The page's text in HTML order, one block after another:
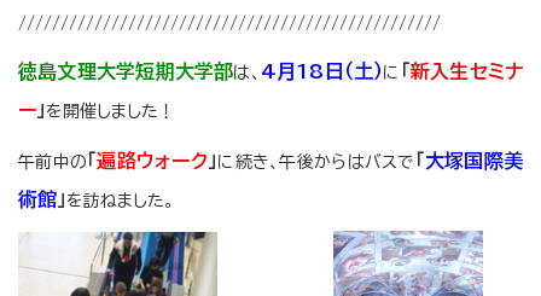
//////////////////////////////////////////////////
徳島文理大学短期大学部は、 4月18日（土） に
新入生セミナ
ー 」 を開催しました！
午前中の 「遍路ウォーク 」 に続き、午後からはバスで
大塚国際美
術館 」 を訪ねました。